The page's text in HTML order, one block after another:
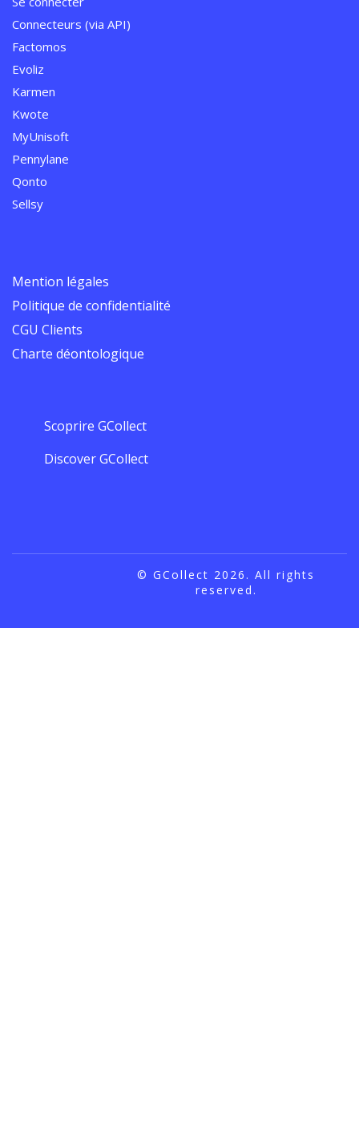
Connecteurs (via API)
Factomos
Evoliz
Karmen
Kwote
MyUnisoft
Pennylane
Qonto
Sellsy
Mention légales
Politique de confidentialité
CGU Clients
Charte déontologique
Scoprire GCollect
Discover GCollect
© GCollect 2026. All rights
reserved.